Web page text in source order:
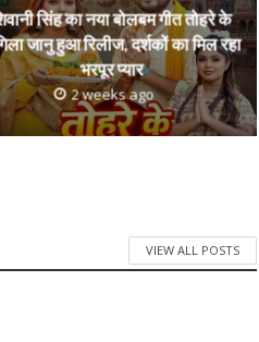
नहीं थमे आंसू
सिंह का नया बोलबम गीत तोहरे के
जानु हुआ रिलीज, दर्शकों का मिल रहा
भरपूर प्यार
2 weeks ago
VIEW ALL POSTS